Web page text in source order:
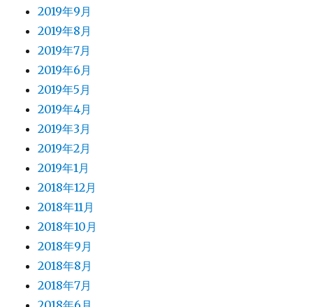
2019年9月
2019年8月
2019年7月
2019年6月
2019年5月
2019年4月
2019年3月
2019年2月
2019年1月
2018年12月
2018年11月
2018年10月
2018年9月
2018年8月
2018年7月